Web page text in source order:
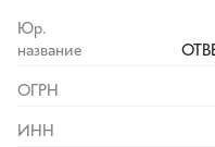
Юр.
название
ОГРН
ИНН